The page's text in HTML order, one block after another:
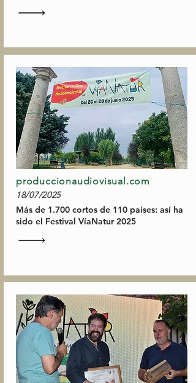
produccionaudiovisual.com
18/07/2025
Más de 1.700 cortos de 110 países: así ha
sido el Festival VíaNatur 2025